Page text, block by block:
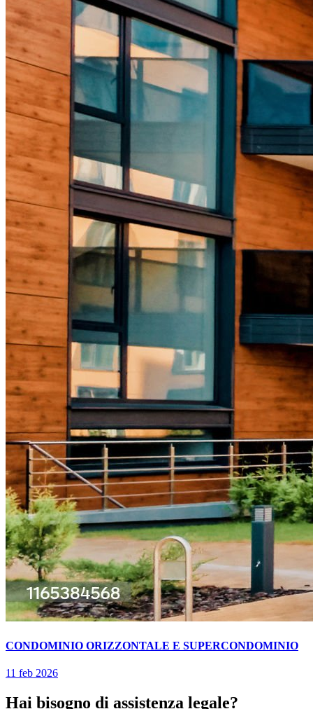
CONDOMINIO ORIZZONTALE E SUPERCONDOMINIO
11 feb 2026
Hai bisogno di assistenza legale?